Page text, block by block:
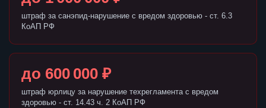
штраф за санэпид-нарушение с вредом здоровью - ст. 6.3
КоАП РФ
до 600 000 ₽
штраф юрлицу за нарушение техрегламента с вредом
здоровью - ст. 14.43 ч. 2 КоАП РФ